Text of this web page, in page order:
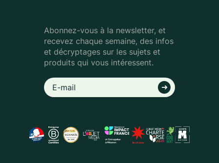
Abonnez-vous à la newsletter, et
recevez chaque semaine, des infos
et décryptages sur les sujets et
produits qui vous intéressent.